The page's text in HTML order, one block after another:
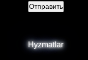
Отправить
Hyzmatlar